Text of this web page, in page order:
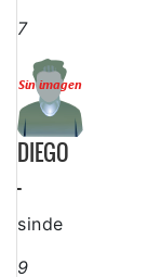
7
DIEGO
-
sinde
9